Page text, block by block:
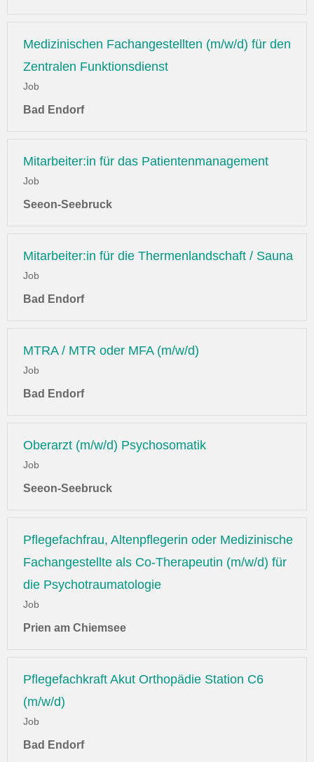
Medizinischen Fachangestellten (m/w/d) für den
Zentralen Funktionsdienst
Job
Bad Endorf
Mitarbeiter:in für das Patientenmanagement
Job
Seeon-Seebruck
Mitarbeiter:in für die Thermenlandschaft / Sauna
Job
Bad Endorf
MTRA / MTR oder MFA (m/w/d)
Job
Bad Endorf
Oberarzt (m/w/d) Psychosomatik
Job
Seeon-Seebruck
Pflegefachfrau, Altenpflegerin oder Medizinische
Fachangestellte als Co-Therapeutin (m/w/d) für
die Psychotraumatologie
Job
Prien am Chiemsee
Pflegefachkraft Akut Orthopädie Station C6
(m/w/d)
Job
Bad Endorf